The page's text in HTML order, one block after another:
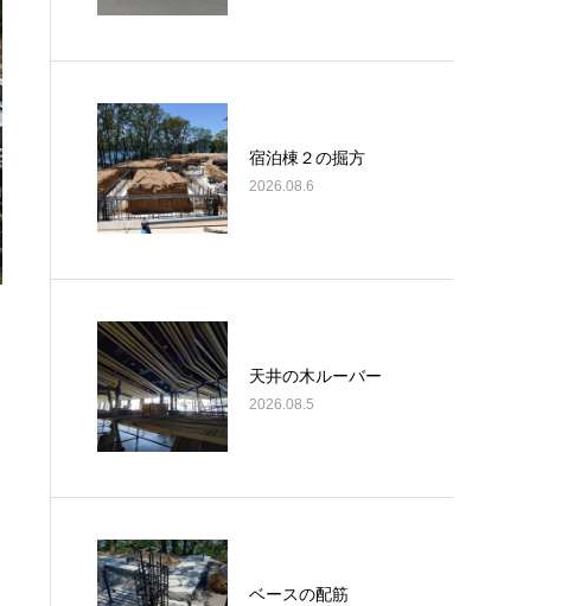
宿泊棟２の掘方
2026.08.6
天井の木ルーバー
2026.08.5
ベースの配筋